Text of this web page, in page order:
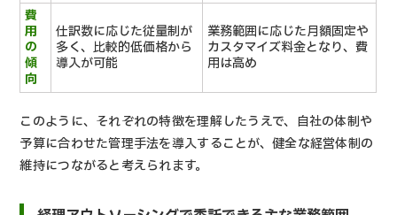
費
用
の
傾
向
仕訳数に応じた従量制が
多く、比較的低価格から
導入が可能
業務範囲に応じた月額固定や
カスタマイズ料金となり、費
用は高め
このように、それぞれの特徴を理解したうえで、自社の体制や
予算に合わせた管理手法を導入することが、健全な経営体制の
維持につながると考えられます。